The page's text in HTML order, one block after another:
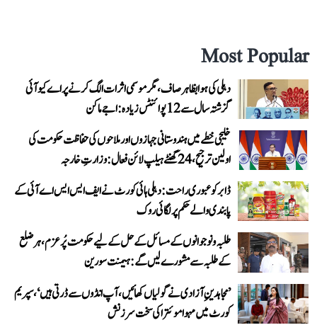
Most Popular
دہلی کی ہوا بظاہر صاف، مگر موسمی اثرات الگ کرنے پر اے کیو آئی
گزشتہ سال سے 12 پوائنٹس زیادہ: اجے ماکن
خلیجی خطے میں ہندوستانی جہازوں اور ملاحوں کی حفاظت حکومت کی
اولین ترجیح، 24 گھنٹے ہیلپ لائن فعال: وزارتِ خارجہ
ڈابر کو عبوری راحت: دہلی ہائی کورٹ نے ایف ایس ایس اے آئی کے
پابندی والے حکم پر لگائی روک
طلبہ و نوجوانوں کے مسائل کے حل کے لیے حکومت پُرعزم، ہر ضلع
کے طلبہ سے مشورے لیں گے: ہیمنت سورین
’مجاہدینِ آزادی نے گولیاں کھائیں، آپ انڈوں سے ڈرتی ہیں‘، سپریم
کورٹ میں مہوا موئترا کی سخت سرزنش